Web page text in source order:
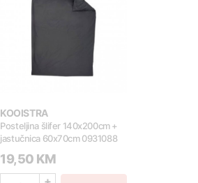
KOOISTRA
Posteljina šlifer 140x200cm +
jastučnica 60x70cm 0931088
19,50 KM